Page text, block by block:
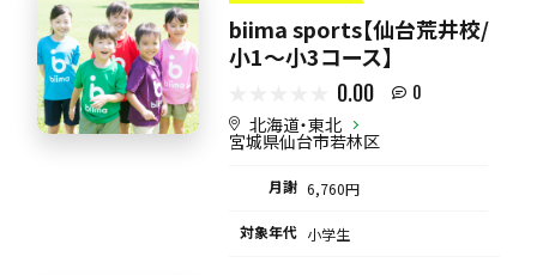
biima sports【仙台荒井校/
小1〜小3コース】
0.00 0
北海道・東北
宮城県仙台市若林区
月謝 6,760円
対象年代 小学生